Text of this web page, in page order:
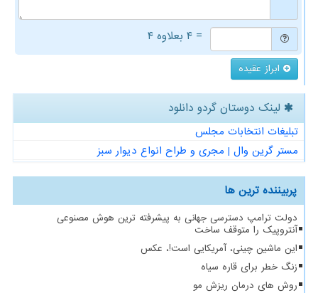
= ۴ بعلاوه ۴
ابراز عقیده
لینک دوستان گردو دانلود
تبلیغات انتخابات مجلس
مستر گرین وال | مجری و طراح انواع دیوار سبز
پربیننده ترین ها
دولت ترامپ دسترسی جهانی به پیشرفته ترین هوش مصنوعی
آنتروپیک را متوقف ساخت
این ماشین چینی، آمریکایی است!، عکس
زنگ خطر برای قاره سیاه
روش های درمان ریزش مو